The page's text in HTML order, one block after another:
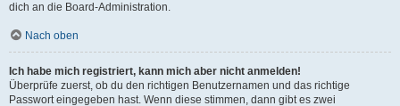
dich an die Board-Administration.
Nach oben
Ich habe mich registriert, kann mich aber nicht anmelden!
Überprüfe zuerst, ob du den richtigen Benutzernamen und das richtige
Passwort eingegeben hast. Wenn diese stimmen, dann gibt es zwei